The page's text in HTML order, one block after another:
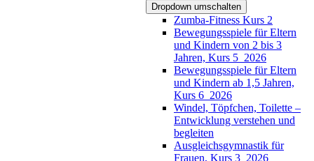
Dropdown umschalten
Zumba-Fitness Kurs 2
Bewegungsspiele für Eltern
und Kindern von 2 bis 3
Jahren, Kurs 5_2026
Bewegungsspiele für Eltern
und Kindern ab 1,5 Jahren,
Kurs 6_2026
Windel, Töpfchen, Toilette –
Entwicklung verstehen und
begleiten
Ausgleichsgymnastik für
Frauen, Kurs 3_2026